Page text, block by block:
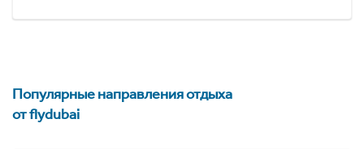
Популярные направления отдыха
от flydubai